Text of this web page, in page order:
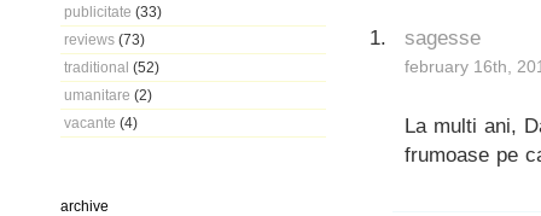
publicitate (33)
reviews (73)
traditional (52)
umanitare (2)
vacante (4)
archive
sagesse
february 16th,
La multi ani,
frumoase pe